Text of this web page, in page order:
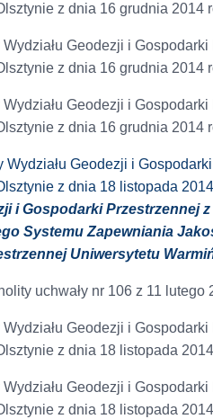
z dnia 16 grudnia 2014
Geodezji i
z dnia 16 grudnia 2014
Geodezji i
z dnia 16 grudnia 2014
Geodezji i
z dnia 18 listopada
i Gospodarki Przestrzennej
Systemu Zapewniania
Uniwersytetu
uchwały nr 106 z 11 lutego
Geodezji i
z dnia 18 listopada
Geodezji i
z dnia 18 listopada